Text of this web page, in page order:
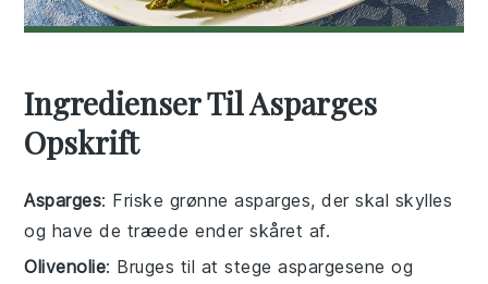
Ingredienser Til Asparges
Opskrift
Asparges: Friske grønne asparges, der skal skylles
og have de træede ender skåret af.
Olivenolie: Bruges til at stege aspargesene og